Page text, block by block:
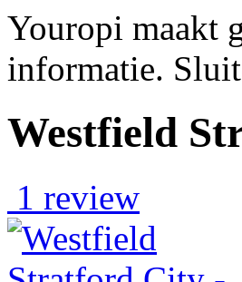
Youropi maakt
informatie.
Westfield
1 review